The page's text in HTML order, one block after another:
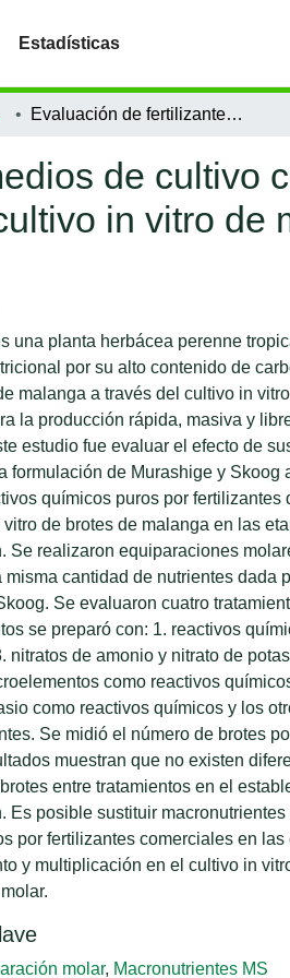
Estadísticas
Evaluación de fertilizantes en medios de cultivo como reemplazo de reactivos químicos puros en el cultivo in vitro de malanga (Colocasia esculenta (L.) Schott)
de cultivo
in vitro de
una planta herbácea perenne
por su alto contenido de
malanga a través del cultivo in
la producción rápida, masiva y
estudio fue evaluar el efecto de
formulación de Murashige y Skoog
químicos puros por fertilizantes
de brotes de malanga en las
Se realizaron equiparaciones
misma cantidad de nutrientes dada
Se evaluaron cuatro
se preparó con: 1. reactivos
nitratos de amonio y nitrato de
como reactivos
como reactivos químicos y los
Se midió el número de brotes
muestran que no existen
entre tratamientos en el
Es posible sustituir
por fertilizantes comerciales en las
y multiplicación en el cultivo in
molar, Macronutrientes MS